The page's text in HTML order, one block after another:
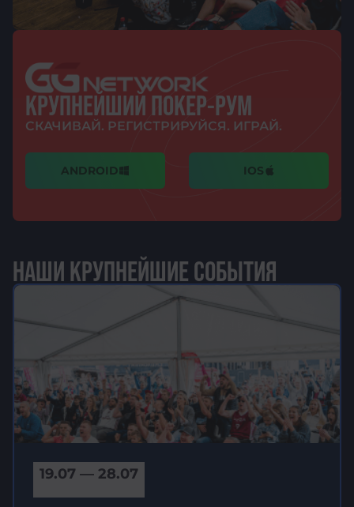
КРУПНЕЙШИЙ ПОКЕР-РУМ
СКАЧИВАЙ. РЕГИСТРИРУЙСЯ. ИГРАЙ.
ANDROID IOS
НАШИ КРУПНЕЙШИЕ СОБЫТИЯ
19.07 — 28.07